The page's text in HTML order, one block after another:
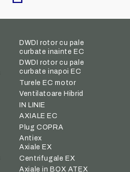
DWDI rotor cu pale
curbate inainte EC
DWDI rotor cu pale
curbate inapoi EC
Turele EC motor
Ventilatoare Hibrid
IN LINIE
AXIALE EC
Plug COPRA
Antiex
Axiale EX
Centrifugale EX
Axiale in BOX ATEX